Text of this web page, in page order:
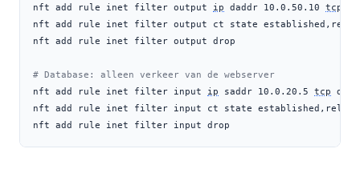
nft add rule inet filter output ip daddr 10.0.50.10 tcp
nft add rule inet filter output ct state
nft add rule inet filter output drop
# Database: alleen verkeer van de webserver
nft add rule inet filter input ip saddr 10.0.20.5 tcp
nft add rule inet filter input ct state
nft add rule inet filter input drop